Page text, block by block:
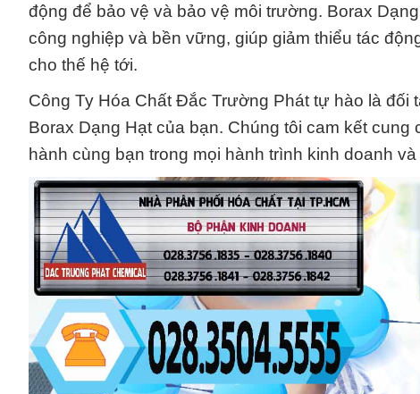
động để bảo vệ và bảo vệ môi trường. Borax
công nghiệp và bền vững, giúp giảm thiểu tác
cho thế hệ tới.
Công Ty Hóa Chất Đắc Trường Phát tự hào là đối
Borax Dạng Hạt của bạn. Chúng tôi cam kết
hành cùng bạn trong mọi hành trình kinh doanh